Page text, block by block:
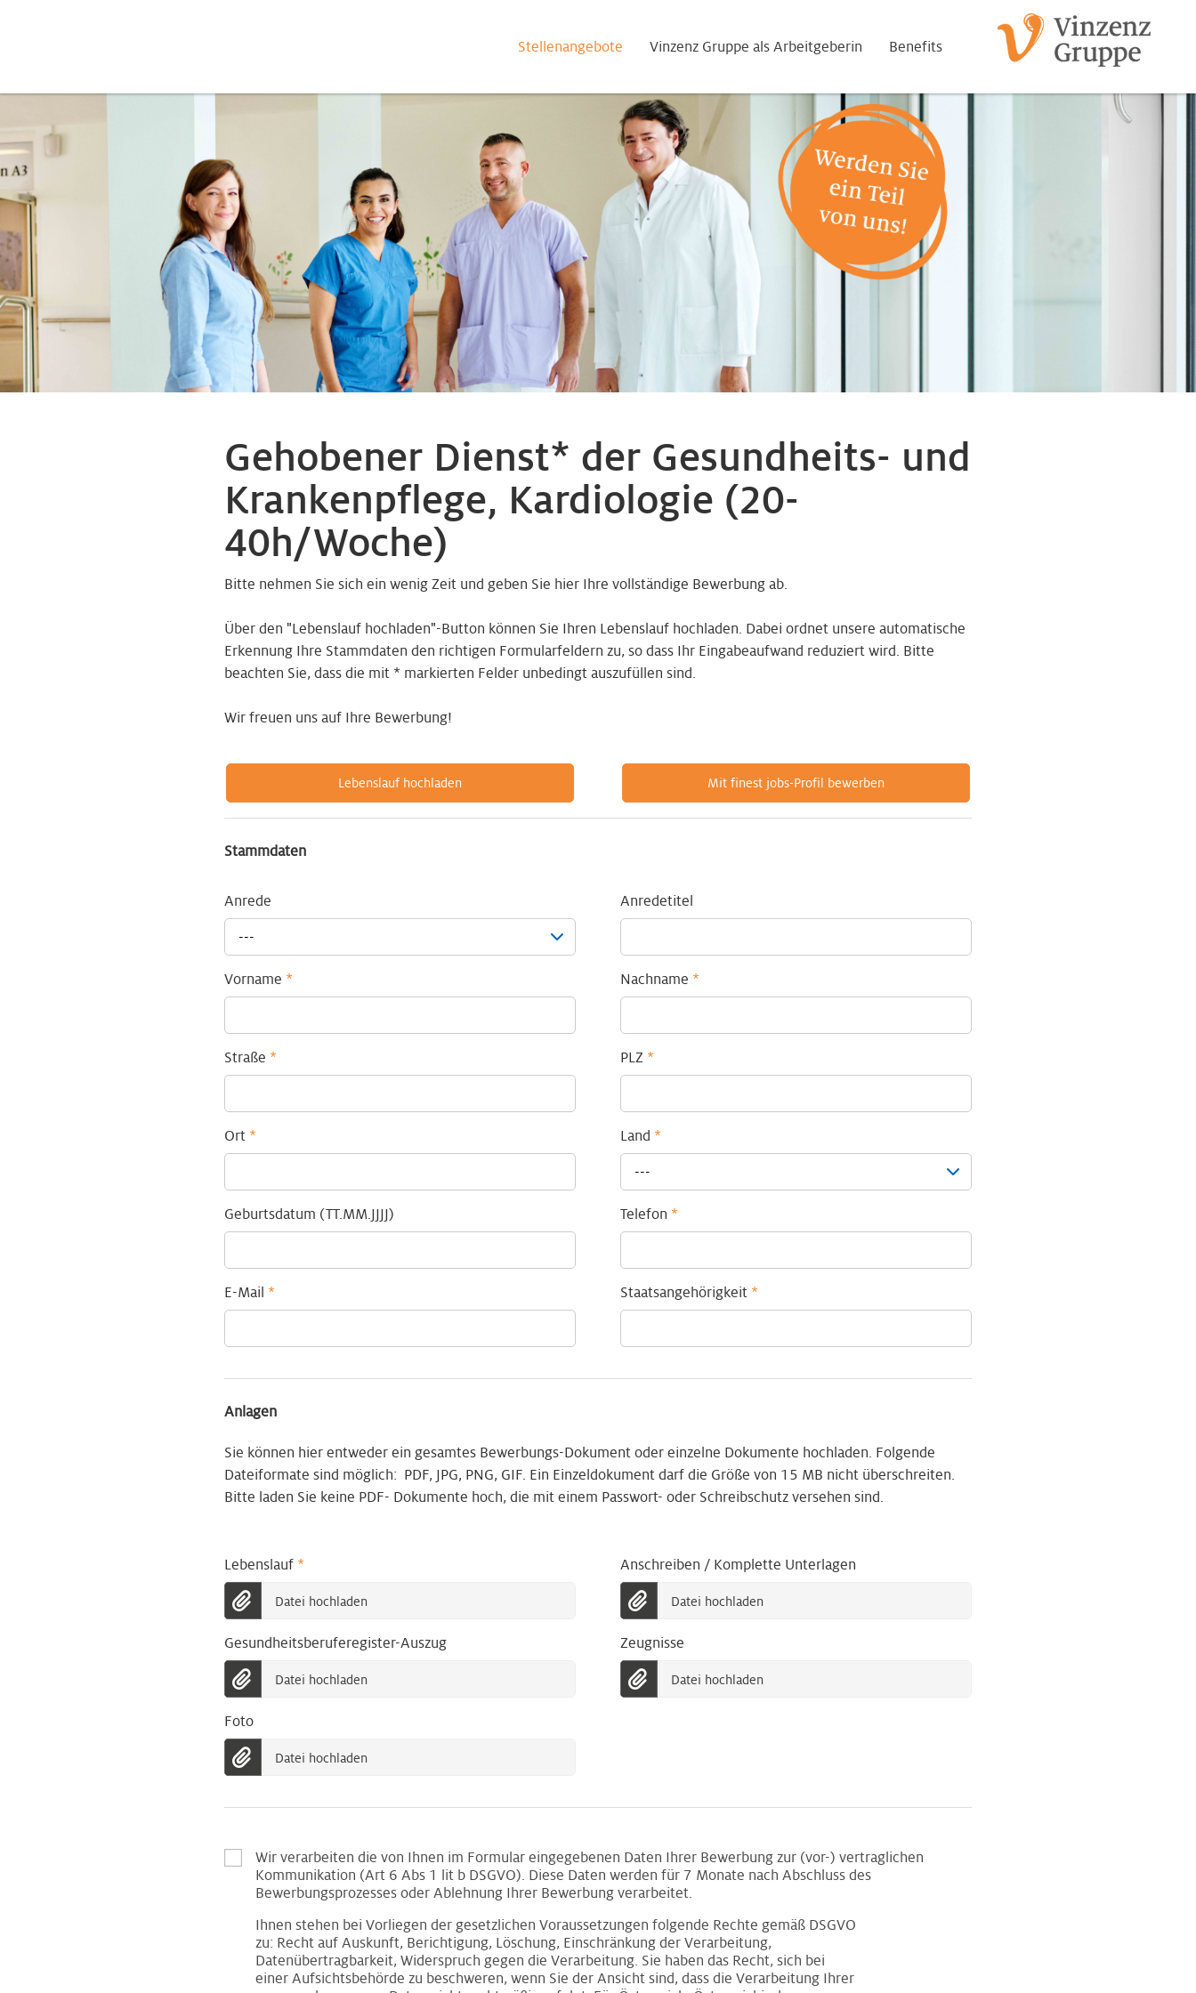
Stellenangebote Vinzenz Gruppe als Arbeitgeberin Benefits
Gehobener Dienst* der Gesundheits- und
Krankenpflege, Kardiologie (20-
40h/Woche)
Bitte nehmen Sie sich ein wenig Zeit und geben Sie hier Ihre vollständige Bewerbung ab.
Über den "Lebenslauf hochladen"-Button können Sie Ihren Lebenslauf hochladen. Dabei ordnet unsere automatische
Erkennung Ihre Stammdaten den richtigen Formularfeldern zu, so dass Ihr Eingabeaufwand reduziert wird. Bitte
beachten Sie, dass die mit * markierten Felder unbedingt auszufüllen sind.
Wir freuen uns auf Ihre Bewerbung!
Lebenslauf hochladen Mit finest jobs-Profil bewerben
Stammdaten
Anrede
---
Anredetitel
Vorname * Nachname *
Straße * PLZ *
Ort * Land *
---
Geburtsdatum (TT.MM.JJJJ) Telefon *
E-Mail * Staatsangehörigkeit *
Anlagen
Sie können hier entweder ein gesamtes Bewerbungs-Dokument oder einzelne Dokumente hochladen. Folgende
Dateiformate sind möglich: PDF, JPG, PNG, GIF. Ein Einzeldokument darf die Größe von 15 MB nicht überschreiten.
Bitte laden Sie keine PDF- Dokumente hoch, die mit einem Passwort- oder Schreibschutz versehen sind.
Lebenslauf *
Datei hochladen
Anschreiben / Komplette Unterlagen
Datei hochladen
Gesundheitsberuferegister-Auszug
Datei hochladen
Zeugnisse
Datei hochladen
Foto
Datei hochladen
Wir verarbeiten die von Ihnen im Formular eingegebenen Daten Ihrer Bewerbung zur (vor-) vertraglichen
Kommunikation (Art 6 Abs 1 lit b DSGVO). Diese Daten werden für 7 Monate nach Abschluss des
Bewerbungsprozesses oder Ablehnung Ihrer Bewerbung verarbeitet.
Ihnen stehen bei Vorliegen der gesetzlichen Voraussetzungen folgende Rechte gemäß DSGVO
zu: Recht auf Auskunft, Berichtigung, Löschung, Einschränkung der Verarbeitung,
Datenübertragbarkeit, Widerspruch gegen die Verarbeitung. Sie haben das Recht, sich bei
einer Aufsichtsbehörde zu beschweren, wenn Sie der Ansicht sind, dass die Verarbeitung Ihrer